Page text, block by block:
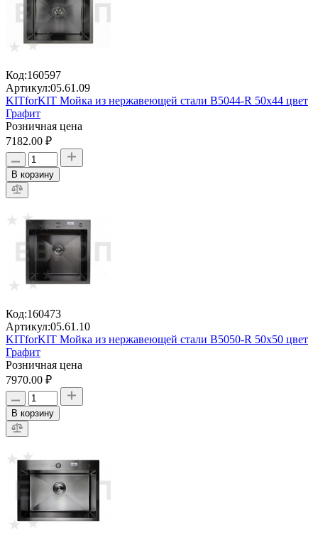
Код:160597
Артикул:05.61.09
KITforKIT Мойка из нержавеющей стали В5044-R 50х44 цвет
Графит
Розничная цена
7182.00 ₽
В корзину
Код:160473
Артикул:05.61.10
KITforKIT Мойка из нержавеющей стали В5050-R 50х50 цвет
Графит
Розничная цена
7970.00 ₽
В корзину